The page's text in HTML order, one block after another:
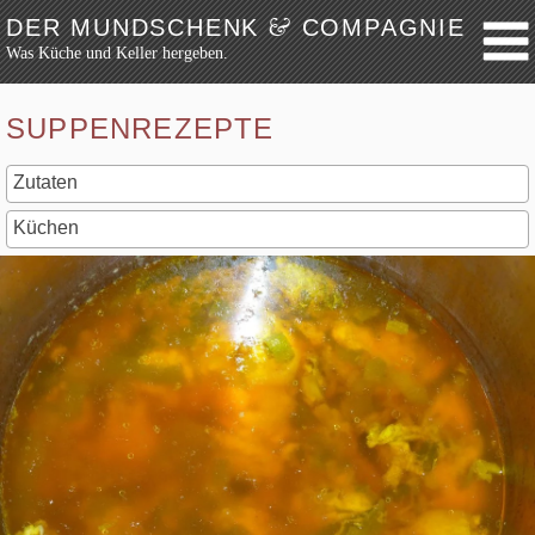
DER MUNDSCHENK&COMPAGNIE
Was Küche und Keller hergeben.
Weiter zum Inhalt
Festmahl
Küche
Keller
Lokalbesuch
Markttag
Hortikultur
Werkzeug
Bibliothek
Potpourri
Rezepte
SUPPENREZEPTE